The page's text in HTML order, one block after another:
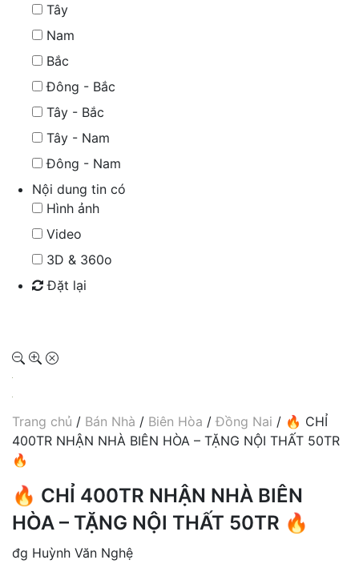
Tây
Nam
Bắc
Đông - Bắc
Tây - Bắc
Tây - Nam
Đông - Nam
Nội dung tin có
Hình ảnh
Video
3D & 360o
Đặt lại
Trang chủ / Bán Nhà / Biên Hòa / Đồng Nai / 🔥 CHỈ
400TR NHẬN NHÀ BIÊN HÒA – TẶNG NỘI THẤT 50TR
🔥
🔥 CHỈ 400TR NHẬN NHÀ BIÊN
HÒA – TẶNG NỘI THẤT 50TR 🔥
đg Huỳnh Văn Nghệ